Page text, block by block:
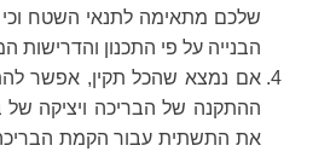
שלכם מתאימה לתנאי השטח
הבנייה על פי התכנון והדרישות
אם נמצא שהכל תקין, אפשר
ההתקנה של הבריכה ויציקה של
את התשתית עבור הקמת